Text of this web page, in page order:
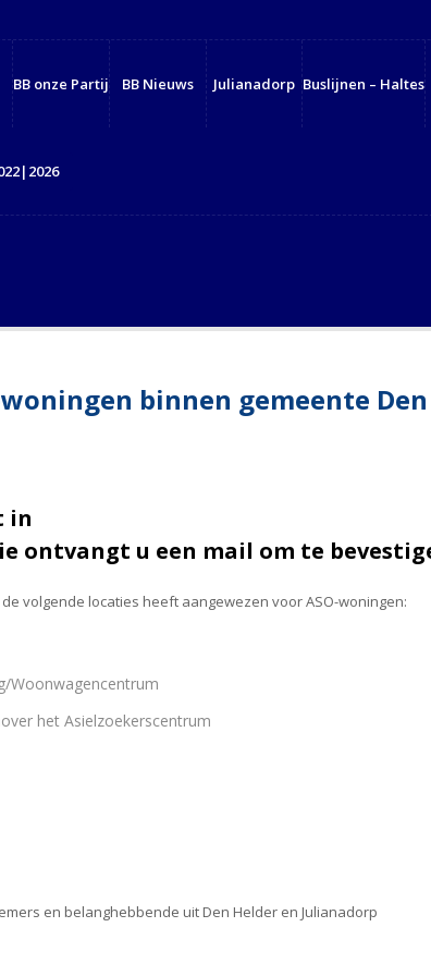
BB onze Partij BB Nieuws Julianadorp Buslijnen – Haltes
binnen gemeente
in
ontvangt u een mail om te
volgende locaties heeft aangewezen voor ASO-woningen:
Woonwagencentrum
het Asielzoekerscentrum
en belanghebbende uit Den Helder en Julianadorp